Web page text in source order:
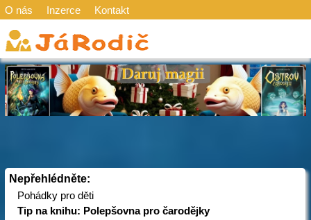
O nás Inzerce Kontakt
Nepřehlédněte:
Pohádky pro děti
Tip na knihu: Polepšovna pro čarodějky